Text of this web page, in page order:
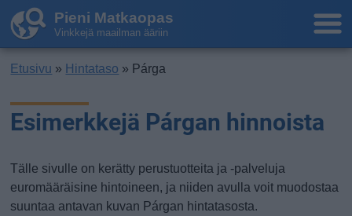
Pieni Matkaopas
Vinkkejä maailman ääriin
Etusivu » Hintataso » Párga
Esimerkkejä Párgan hinnoista
Tälle sivulle on kerätty perustuotteita ja -palveluja
euromääräisine hintoineen, ja niiden avulla voit muodostaa
suuntaa antavan kuvan Párgan hintatasosta.